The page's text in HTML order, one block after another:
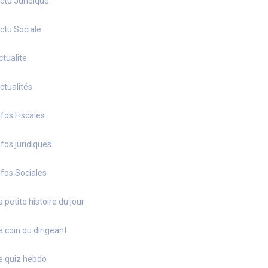
Sociale
Fiscales
juridiques
Sociales
petite histoire du jour
coin du dirigeant
quiz hebdo